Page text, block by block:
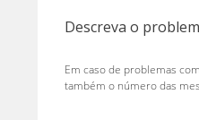
Descreva o
Em caso de problemas
também o número das